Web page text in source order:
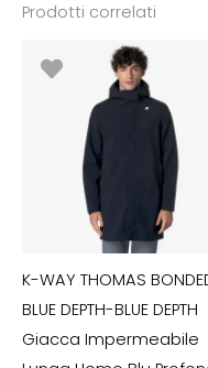
Prodotti correlati
K-WAY THOMAS
BLUE DEPTH-BLUE DEPTH
Giacca Impermeabile